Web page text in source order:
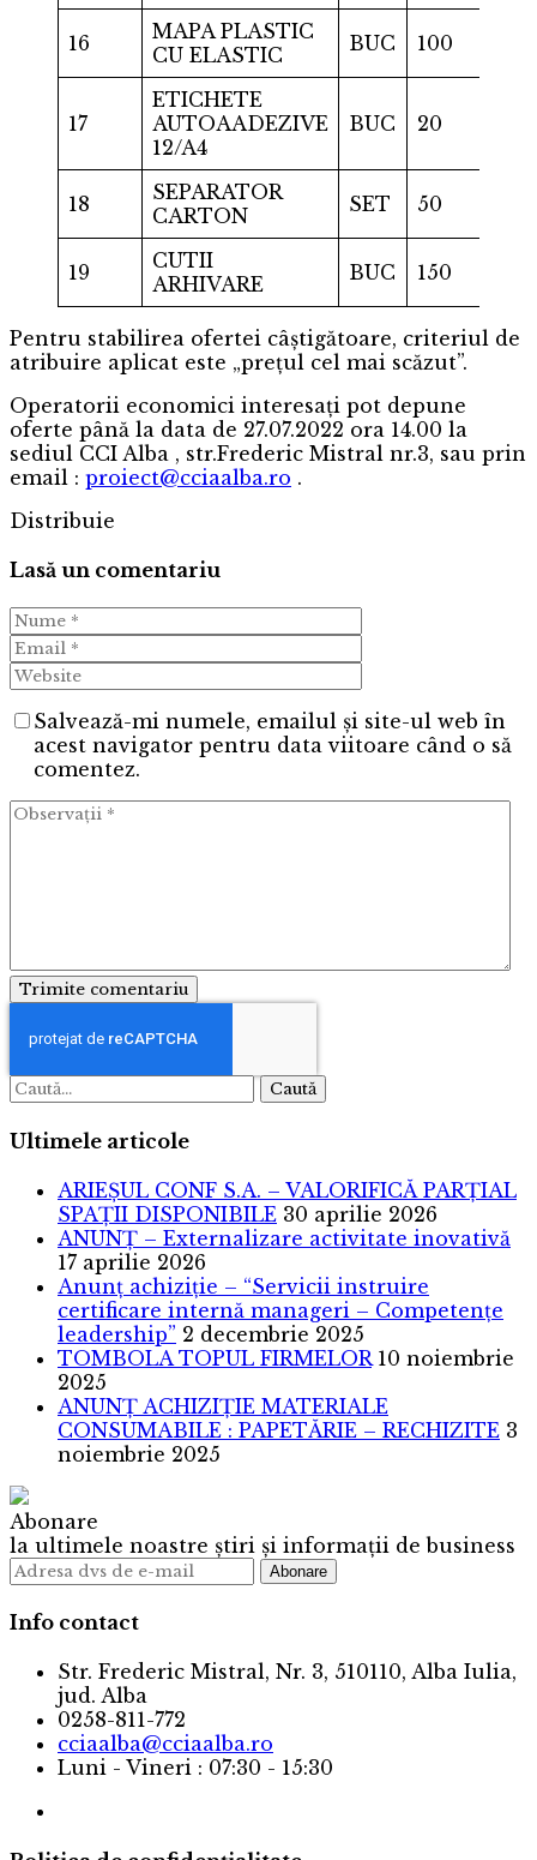
16
MAPA PLASTIC
CU ELASTIC
BUC 100
17
ETICHETE
AUTOAADEZIVE
12/A4
BUC 20
18
SEPARATOR
CARTON
SET 50
19
CUTII
ARHIVARE
BUC 150
Pentru stabilirea ofertei câștigătoare, criteriul de
atribuire aplicat este „prețul cel mai scăzut”.
Operatorii economici interesați pot depune
oferte până la data de 27.07.2022 ora 14.00 la
sediul CCI Alba , str.Frederic Mistral nr.3, sau prin
email : proiect@cciaalba.ro .
Distribuie
Lasă un comentariu
Salvează-mi numele, emailul și site-ul web în
acest navigator pentru data viitoare când o să
comentez.
Trimite comentariu
Caută
Ultimele articole
ARIEȘUL CONF S.A. – VALORIFICĂ PARȚIAL
SPAȚII DISPONIBILE 30 aprilie 2026
ANUNȚ – Externalizare activitate inovativă
17 aprilie 2026
Anunț achiziție – “Servicii instruire
certificare internă manageri – Competențe
leadership” 2 decembrie 2025
TOMBOLA TOPUL FIRMELOR 10 noiembrie
2025
ANUNȚ ACHIZIȚIE MATERIALE
CONSUMABILE : PAPETĂRIE – RECHIZITE 3
noiembrie 2025
Abonare
la ultimele noastre știri și informații de business
Info contact
Str. Frederic Mistral, Nr. 3, 510110, Alba Iulia,
jud. Alba
0258-811-772
cciaalba@cciaalba.ro
Luni - Vineri : 07:30 - 15:30